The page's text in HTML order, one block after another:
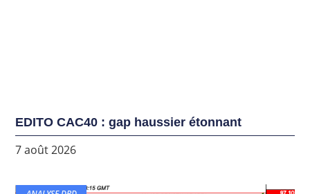
EDITO CAC40 : gap haussier étonnant
7 août 2026